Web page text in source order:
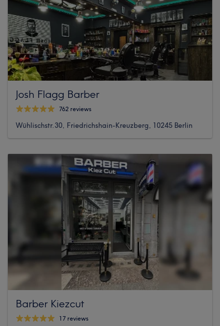
Josh Flagg Barber
762 reviews
Wühlischstr.30, Friedrichshain-Kreuzberg, 10245 Berlin
Barber Kiezcut
17 reviews